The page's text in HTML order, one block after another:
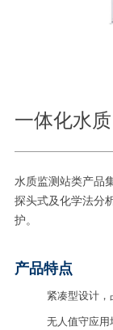
一体化水
水质监测站类产品
探头式及化学法分
护。
产品特点
紧凑型设计，
无人值守应用